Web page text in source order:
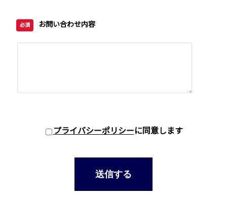
必須 お問い合わせ内容
プライバシーポリシーに同意します